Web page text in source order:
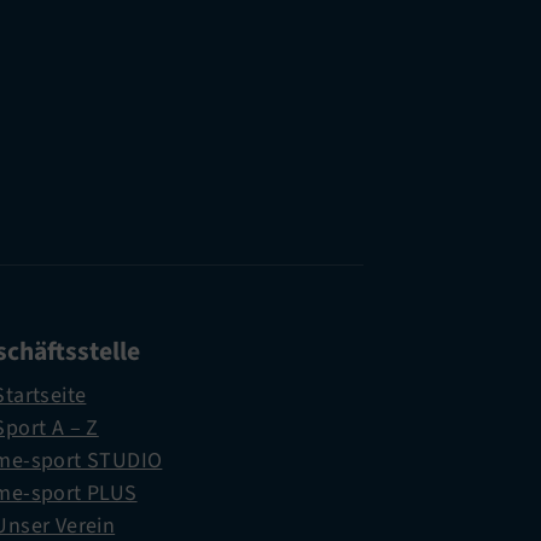
A – Z
sport STUDIO
sport PLUS
Verein